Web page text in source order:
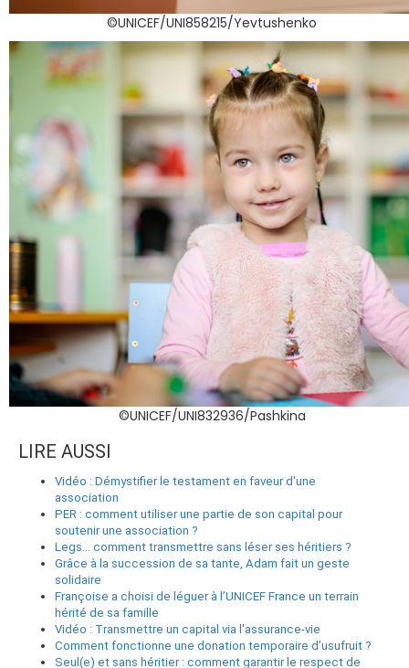
©UNICEF/UNI858215/Yevtushenko
©UNICEF/UNI832936/Pashkina
LIRE AUSSI
Vidéo : Démystifier le testament en faveur d'une
association
PER : comment utiliser une partie de son capital pour
soutenir une association ?
Legs… comment transmettre sans léser ses héritiers ?
Grâce à la succession de sa tante, Adam fait un geste
solidaire
Françoise a choisi de léguer à l’UNICEF France un terrain
hérité de sa famille
Vidéo : Transmettre un capital via l'assurance-vie
Comment fonctionne une donation temporaire d’usufruit ?
Seul(e) et sans héritier : comment garantir le respect de